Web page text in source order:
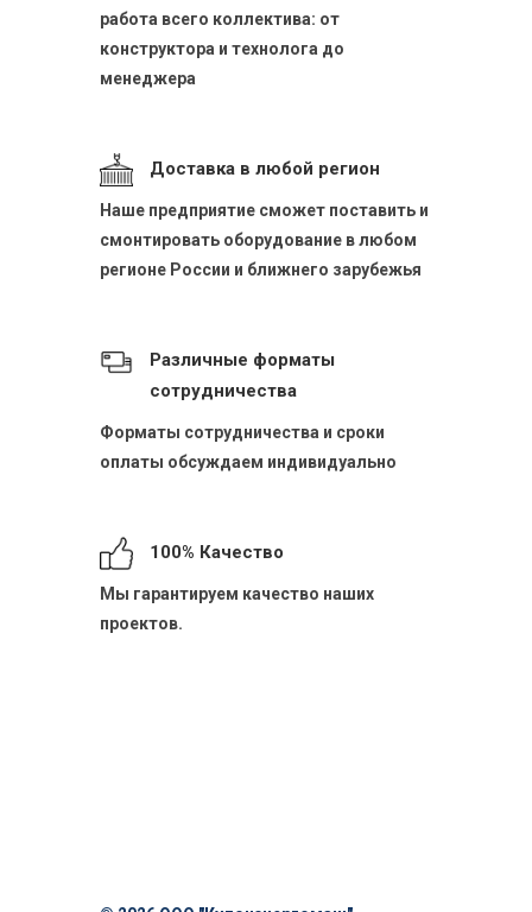
работа всего коллектива: от
конструктора и технолога до
менеджера
Доставка в любой регион
Наше предприятие сможет поставить и
смонтировать оборудование в любом
регионе России и ближнего зарубежья
Различные форматы
сотрудничества
Форматы сотрудничества и сроки
оплаты обсуждаем индивидуально
100% Качество
Мы гарантируем качество наших
проектов.